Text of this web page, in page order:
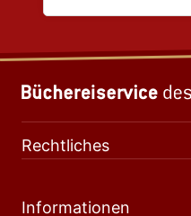
Rechtliches
Informationen